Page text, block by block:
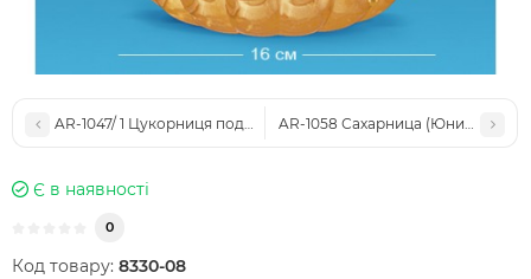
AR-1047/ 1 Цукорниця подвійна (Юніон)AR-1058 Сахарница (Юнион)
Є в наявності
0
Код товару: 8330-08